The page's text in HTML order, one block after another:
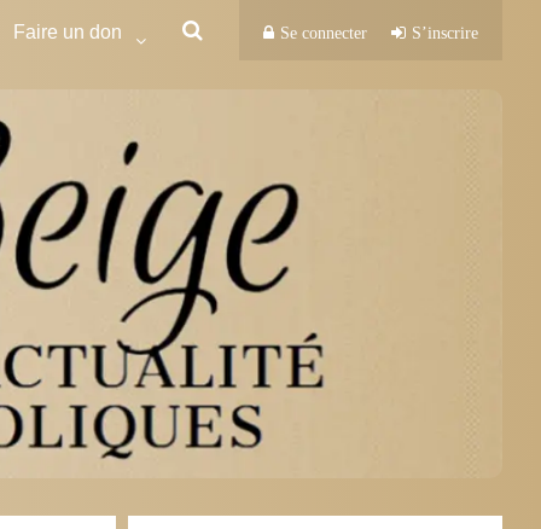
Faire un don Se connecter S’inscrire